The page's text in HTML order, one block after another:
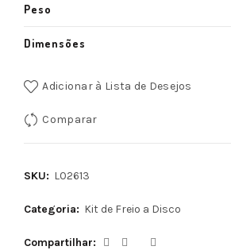
Peso
Dimensões
Adicionar à Lista de Desejos
Comparar
SKU: L02613
Categoria: Kit de Freio a Disco
Compartilhar